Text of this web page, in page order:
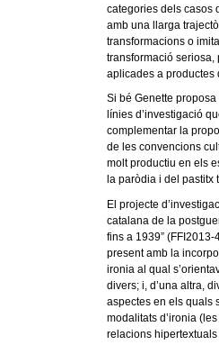
categories dels casos
amb una llarga
transformacions o
transformació seriosa,
aplicades a productes
Si bé Genette
línies d’investigació
complementar la
de les convencions
molt productiu en els
la paròdia i del pastitx
El projecte
catalana de la
fins a 1939”
present amb la
ironia al qual
divers; i, d’una altra,
aspectes en els quals
modalitats d’ironia
relacions